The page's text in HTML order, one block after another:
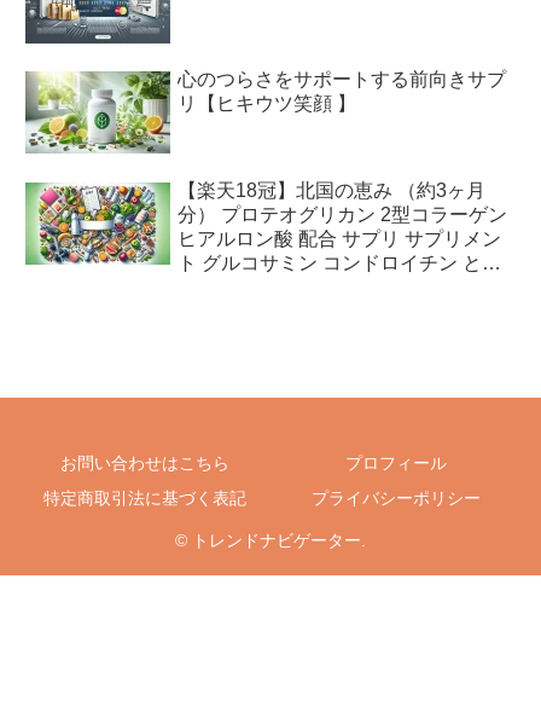
心のつらさをサポートする前向きサプ
リ【ヒキウツ笑顔 】
【楽天18冠】北国の恵み （約3ヶ月
分） プロテオグリカン 2型コラーゲン
ヒアルロン酸 配合 サプリ サプリメン
ト グルコサミン コンドロイチン と好
お問い合わせはこちら
プロフィール
特定商取引法に基づく表記
プライバシーポリシー
© トレンドナビゲーター.